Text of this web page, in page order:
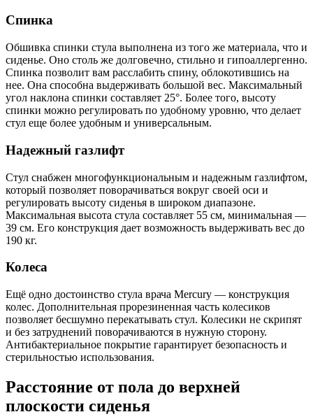
Спинка
Обшивка спинки стула выполнена из того же материала, что и
сиденье. Оно столь же долговечно, стильно и гипоаллергенно.
Спинка позволит вам расслабить спину, облокотившись на
нее. Она способна выдерживать большой вес. Максимальный
угол наклона спинки составляет 25°. Более того, высоту
спинки можно регулировать по удобному уровню, что делает
стул еще более удобным и универсальным.
Надежный газлифт
Стул снабжен многофункциональным и надежным газлифтом,
который позволяет поворачиваться вокруг своей оси и
регулировать высоту сиденья в широком диапазоне.
Максимальная высота стула составляет 55 см, минимальная —
39 см. Его конструкция дает возможность выдерживать вес до
190 кг.
Колеса
Ещё одно достоинство стула врача Mercury — конструкция
колес. Дополнительная прорезиненная часть колесиков
позволяет бесшумно перекатывать стул. Колесики не скрипят
и без затруднений поворачиваются в нужную сторону.
Антибактериальное покрытие гарантирует безопасность и
стерильностью использования.
Расстояние от пола до верхней
плоскости сиденья